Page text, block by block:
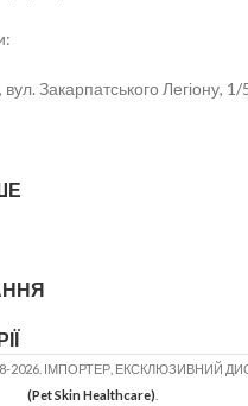
Закарпатського Легіону, 1/
2026. ІМПОРТЕР, ЕКСКЛЮЗИВНИЙ
(Pet Skin Healthcare)